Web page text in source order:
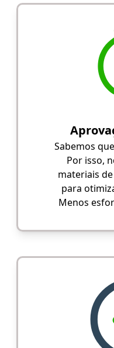
Sabemos
Por isso,
materiais
para
Menos